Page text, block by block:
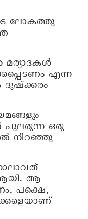
ലോകത്തു
എന്ന
ദുഷ്ക്കരം
പുലരുന്ന ഒരു
നിറഞ്ഞു
ആയി. ആ
പക്ഷെ,